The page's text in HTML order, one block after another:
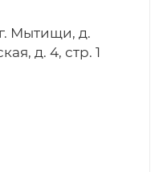
Мытищи, д.
д. 4, стр. 1